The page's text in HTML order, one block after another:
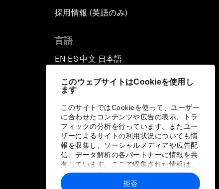
このウェブサイトはCookieを使用し
ます
このサイトではCookieを使って、ユーザー
に合わせたコンテンツや広告の表示、トラ
フィックの分析を行っています。またユー
ザーによるサイトの利用状況についても情
報を収集し、ソーシャルメディアや広告配
信、データ解析の各パートナーに情報を共
有しています。ここで収集された情報は、
ユーザーが各パートナーに提供した他の情
報や各パートナーのサービスを使用した際
拒否
採用情報 (英語のみ)
言語
EN ▪ ES▪中文▪ 日本語